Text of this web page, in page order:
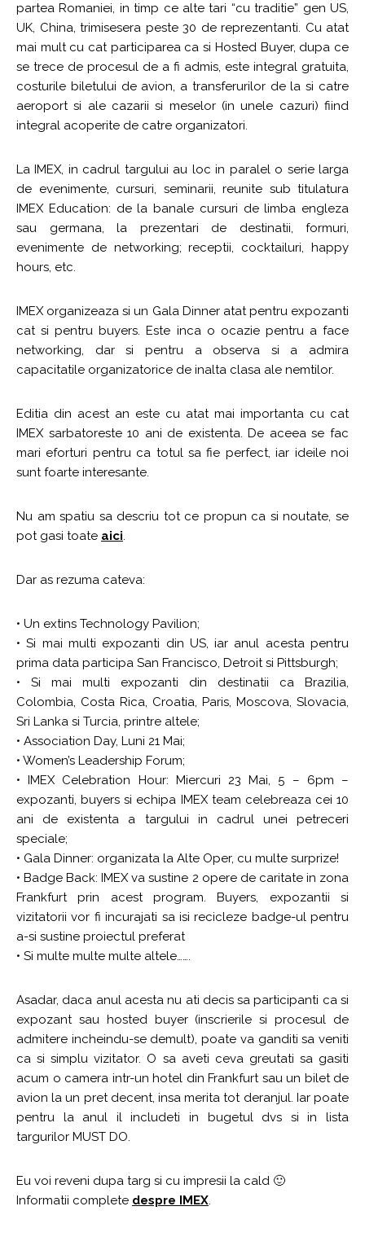
partea Romaniei, in timp ce alte tari “cu traditie” gen US,
UK, China, trimisesera peste 30 de reprezentanti. Cu atat
mai mult cu cat participarea ca si Hosted Buyer, dupa ce
se trece de procesul de a fi admis, este integral gratuita,
costurile biletului de avion, a transferurilor de la si catre
aeroport si ale cazarii si meselor (in unele cazuri) fiind
integral acoperite de catre organizatori.
La IMEX, in cadrul targului au loc in paralel o serie larga
de evenimente, cursuri, seminarii, reunite sub titulatura
IMEX Education: de la banale cursuri de limba engleza
sau germana, la prezentari de destinatii, formuri,
evenimente de networking; receptii, cocktailuri, happy
hours, etc.
IMEX organizeaza si un Gala Dinner atat pentru expozanti
cat si pentru buyers. Este inca o ocazie pentru a face
networking, dar si pentru a observa si a admira
capacitatile organizatorice de inalta clasa ale nemtilor.
Editia din acest an este cu atat mai importanta cu cat
IMEX sarbatoreste 10 ani de existenta. De aceea se fac
mari eforturi pentru ca totul sa fie perfect, iar ideile noi
sunt foarte interesante.
Nu am spatiu sa descriu tot ce propun ca si noutate, se
pot gasi toate aici.
Dar as rezuma cateva:
• Un extins Technology Pavilion;
• Si mai multi expozanti din US, iar anul acesta pentru
prima data participa San Francisco, Detroit si Pittsburgh;
• Si mai multi expozanti din destinatii ca Brazilia,
Colombia, Costa Rica, Croatia, Paris, Moscova, Slovacia,
Sri Lanka si Turcia, printre altele;
• Association Day, Luni 21 Mai;
• Women’s Leadership Forum;
• IMEX Celebration Hour: Miercuri 23 Mai, 5 – 6pm –
expozanti, buyers si echipa IMEX team celebreaza cei 10
ani de existenta a targului in cadrul unei petreceri
speciale;
• Gala Dinner: organizata la Alte Oper, cu multe surprize!
• Badge Back: IMEX va sustine 2 opere de caritate in zona
Frankfurt prin acest program. Buyers, expozantii si
vizitatorii vor fi incurajati sa isi recicleze badge-ul pentru
a-si sustine proiectul preferat
• Si multe multe multe altele…….
Asadar, daca anul acesta nu ati decis sa participanti ca si
expozant sau hosted buyer (inscrierile si procesul de
admitere incheindu-se demult), poate va ganditi sa veniti
ca si simplu vizitator. O sa aveti ceva greutati sa gasiti
acum o camera intr-un hotel din Frankfurt sau un bilet de
avion la un pret decent, insa merita tot deranjul. Iar poate
pentru la anul il includeti in bugetul dvs si in lista
targurilor MUST DO.
Eu voi reveni dupa targ si cu impresii la cald 🙂
Informatii complete despre IMEX.